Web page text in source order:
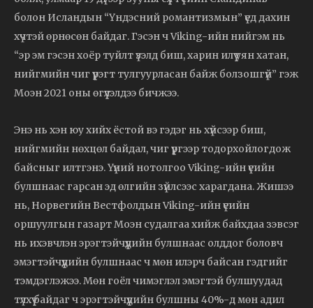
болон Исландын “Үндэсний романтизмын” үед дахин
хүчтэй өрнөсөн байдаг. Гэсэн ч Viking-ийн нийгэм нь
“эр эм гэсэн хоёр туйлт үзэлд биш, харин илүү уян хатан,
нийгмийн чиг үүрэгт тулгуурласан байж болзошгүй” гэж
Моэн 2021 оны өгүүлэлдээ бичжээ.
Энэ нь хэн юу хийх ёстой вэ гэдэг нь хүйсээр биш,
нийгмийн нөхцөл байдал, чиг үүргээр тодорхойлогдож
байсныг илтгэнэ. Үүний нотолгоо Viking-ийн үеийн
булшнаас гарсан эд өлгийн зүйлсээс харагдана. Жишээ
нь, Норвегийн Вестфолдын Viking-ийн үеийн
оршуулгын газарт Моэн судалгаа хийж байхдаа зэвсэг
нь ихэвчлэн эрэгтэйчүүдийн булшнаас олддог боловч
эмэгтэйчүүдийн булшнаас ч мөн илэрч байсан гэдгийг
тэмдэглэжээ. Мөн гоёл чимэглэл эмэгтэй булшуудад
түлхүү байдаг ч эрэгтэйчүүдийн булшны 40%-д мөн адил